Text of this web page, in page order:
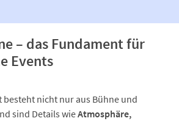
– das Fundament für
Events
besteht nicht nur aus Bühne und
sind Details wieAtmosphäre,